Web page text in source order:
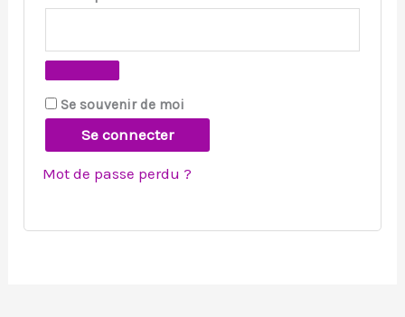
Se souvenir de moi
Se connecter
Mot de passe perdu ?